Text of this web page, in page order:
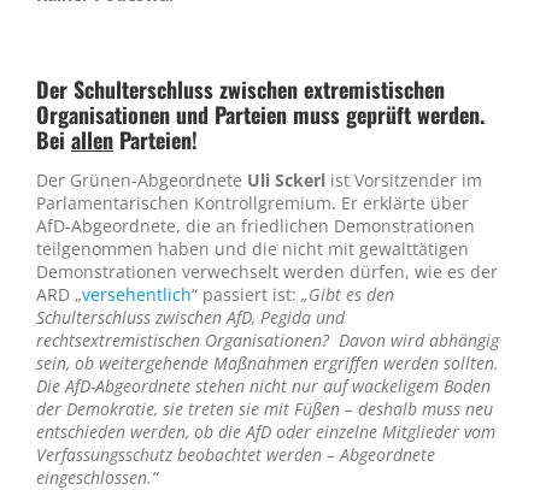
Der Schulterschluss zwischen extremistischen
Organisationen und Parteien muss geprüft werden.
Bei allen Parteien!
Der Grünen-Abgeordnete Uli Sckerl ist Vorsitzender im
Parlamentarischen Kontrollgremium. Er erklärte über
AfD-Abgeordnete, die an friedlichen Demonstrationen
teilgenommen haben und die nicht mit gewalttätigen
Demonstrationen verwechselt werden dürfen, wie es der
ARD „versehentlich“ passiert ist: „Gibt es den
Schulterschluss zwischen AfD, Pegida und
rechtsextremistischen Organisationen? Davon wird abhängig
sein, ob weitergehende Maßnahmen ergriffen werden sollten.
Die AfD-Abgeordnete stehen nicht nur auf wackeligem Boden
der Demokratie, sie treten sie mit Füßen – deshalb muss neu
entschieden werden, ob die AfD oder einzelne Mitglieder vom
Verfassungsschutz beobachtet werden – Abgeordnete
eingeschlossen.“